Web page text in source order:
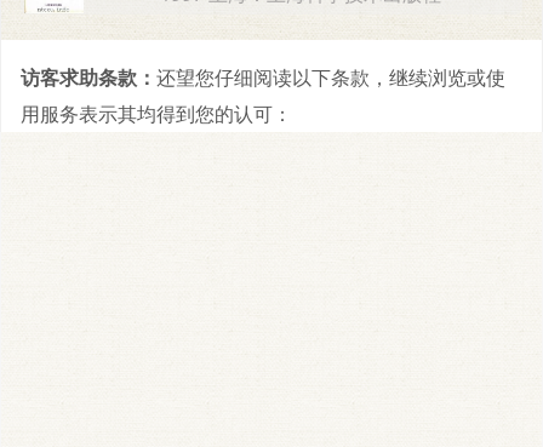
访客求助条款： 还望您仔细阅读以下条款，继续浏览或使
用服务表示其均得到您的认可：